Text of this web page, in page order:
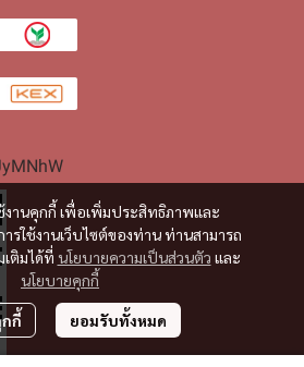
งานคุกกี้ เพื่อเพิ่มประสิทธิภาพและ
รใช้งานเว็บไซต์ของท่าน ท่านสามารถ
ติมได้ที่ นโยบายความเป็นส่วนตัว และ
นโยบายคุกกี้
กี้ ยอมรับทั้งหมด